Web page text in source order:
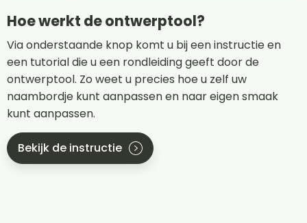
Hoe werkt de ontwerptool?
Via onderstaande knop komt u bij een instructie en
een tutorial die u een rondleiding geeft door de
ontwerptool. Zo weet u precies hoe u zelf uw
naambordje kunt aanpassen en naar eigen smaak
kunt aanpassen.
Bekijk de instructie